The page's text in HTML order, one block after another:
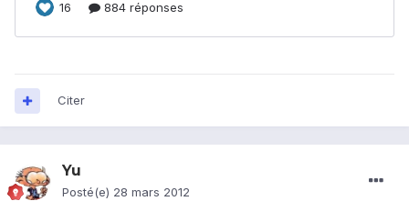
Citer
Yu
Posté(e) 28 mars 2012